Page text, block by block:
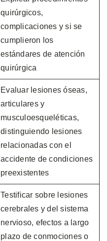
quirúrgicos,
complicaciones y si se
cumplieron los
estándares de atención
quirúrgica
Evaluar lesiones óseas,
articulares y
musculoesqueléticas,
distinguiendo lesiones
relacionadas con el
accidente de condiciones
preexistentes
Testificar sobre lesiones
cerebrales y del sistema
nervioso, efectos a largo
plazo de conmociones o